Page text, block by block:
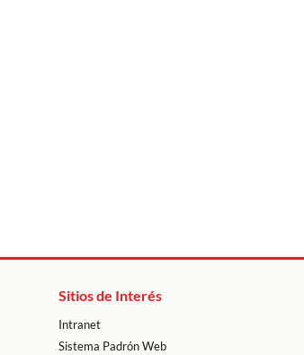
Sitios de Interés
Intranet
Sistema Padrón Web